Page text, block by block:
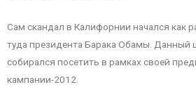
Сам скандал в Калифорнии начался как
туда президента Барака Обамы. Данный
собирался посетить в рамках своей
кампании-2012.